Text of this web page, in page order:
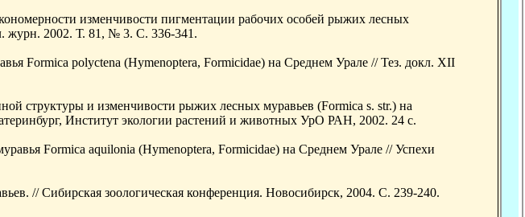
изменчивости пигментации рабочих особей рыжих лесных
журн. 2002. Т. 81, № 3. С. 336-341.
Formica polyctena (Hymenoptera, Formicidae) на Среднем Урале // Тез. докл. XII
структуры и изменчивости рыжих лесных муравьев (Formica s. str.) на
Институт экологии растений и животных УрО РАН, 2002. 24 с.
Formica aquilonia (Hymenoptera, Formicidae) на Среднем Урале // Успехи
// Сибирская зоологическая конференция. Новосибирск, 2004. С. 239-240.